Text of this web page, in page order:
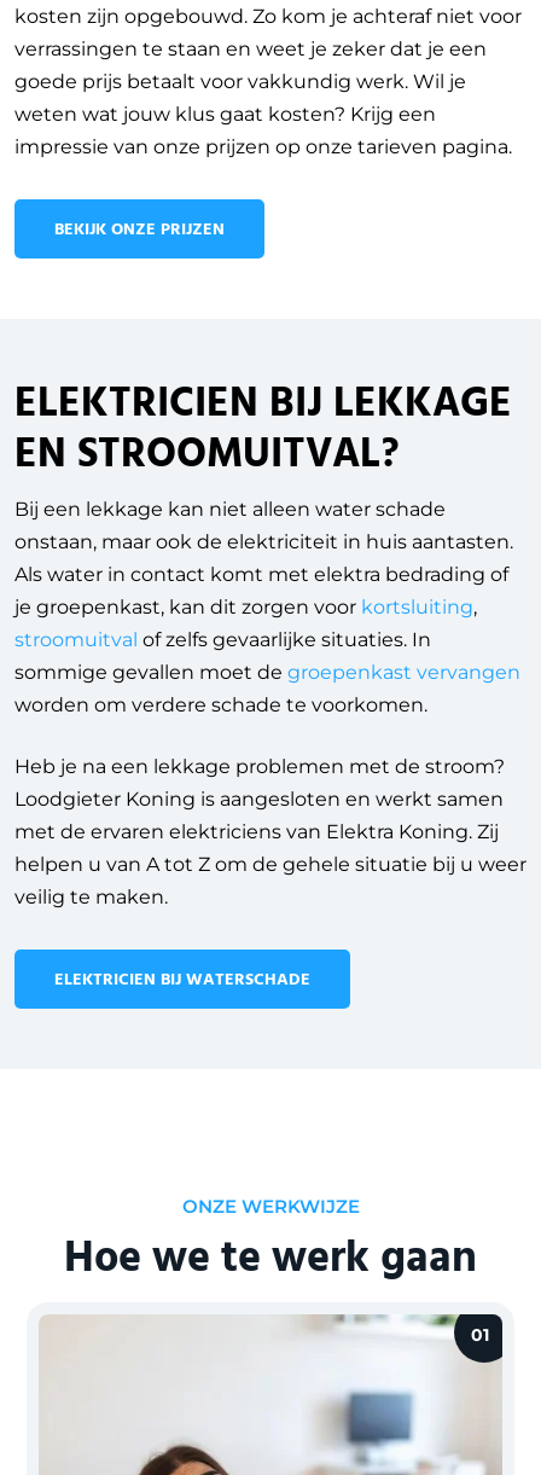
kosten zijn opgebouwd. Zo kom je achteraf niet voor
verrassingen te staan en weet je zeker dat je een
goede prijs betaalt voor vakkundig werk. Wil je
weten wat jouw klus gaat kosten? Krijg een
impressie van onze prijzen op onze tarieven pagina.
BEKIJK ONZE PRIJZEN
ELEKTRICIEN BIJ LEKKAGE
EN STROOMUITVAL?
Bij een lekkage kan niet alleen water schade
onstaan, maar ook de elektriciteit in huis aantasten.
Als water in contact komt met elektra bedrading of
je groepenkast, kan dit zorgen voor kortsluiting,
stroomuitval of zelfs gevaarlijke situaties. In
sommige gevallen moet de groepenkast vervangen
worden om verdere schade te voorkomen.
Heb je na een lekkage problemen met de stroom?
Loodgieter Koning is aangesloten en werkt samen
met de ervaren elektriciens van Elektra Koning. Zij
helpen u van A tot Z om de gehele situatie bij u weer
veilig te maken.
ELEKTRICIEN BIJ WATERSCHADE
ONZE WERKWIJZE
Hoe we te werk gaan
01